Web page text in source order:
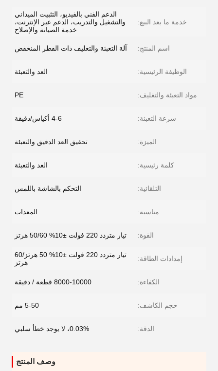
خدمة ما بعد البيع:
الدعم الفني بالفيديو، التثبيت الميداني
والتشغيل والتدريب، الدعم عبر الإنترنت،
خدمة الصيانة والإصلاح
اسم المنتج: آلة التعبئة والتغليف ذات القطر المنخفض
الوظيفة الرئيسية: العد والتعبئة
مواد التعبئة والتغليف: PE
سرعة التعبئة: 4-6 أكياس/دقيقة
الميزة: تحقيق العد الدقيق والتعبئة
كلمة رئيسية: العد والتعبئة
التلقائية: التحكم بالشاشة باللمس
مناسبة: المعدات
القوة: تيار متردد 220 فولت ±10% 50/60 هرتز
إمدادات الطاقة:
تيار متردد 220 فولت ±10% 50 هرتز/60
هرتز
الكفاءة: 8000-10000 قطعة / دقيقة
حجم الكاشف: 5-50 مم
الدقة: 0.03%، لا يوجد خطأ سلبي
وصف المنتج